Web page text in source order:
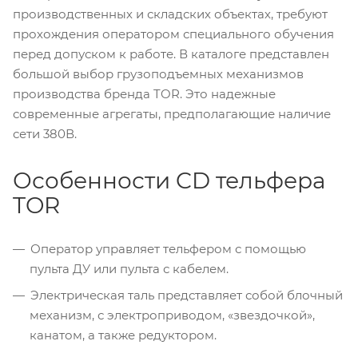
производственных и складских объектах, требуют
прохождения оператором специального обучения
перед допуском к работе. В каталоге представлен
большой выбор грузоподъемных механизмов
производства бренда TOR. Это надежные
современные агрегаты, предполагающие наличие
сети 380В.
Особенности CD тельфера
TOR
Оператор управляет тельфером с помощью
пульта ДУ или пульта с кабелем.
Электрическая таль представляет собой блочный
механизм, с электроприводом, «звездочкой»,
канатом, а также редуктором.